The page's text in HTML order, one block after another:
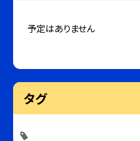
予定はありません
タグ